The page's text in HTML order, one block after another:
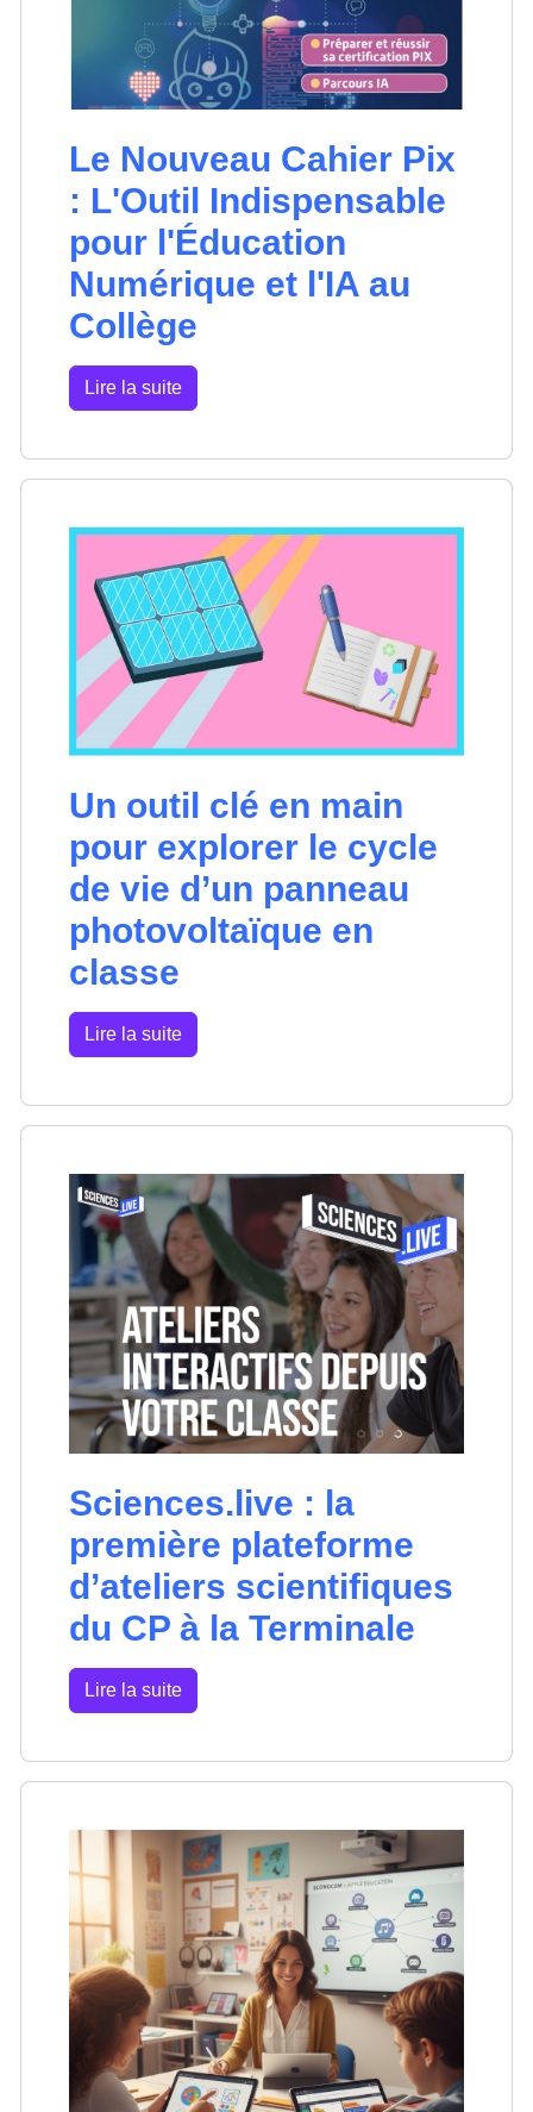
Le Nouveau Cahier Pix
: L'Outil Indispensable
pour l'Éducation
Numérique et l'IA au
Collège
Lire la suite
Un outil clé en main
pour explorer le cycle
de vie d’un panneau
photovoltaïque en
classe
Lire la suite
Sciences.live : la
première plateforme
d’ateliers scientifiques
du CP à la Terminale
Lire la suite